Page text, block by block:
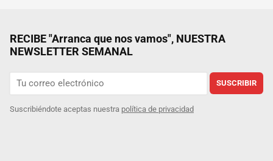
RECIBE "Arranca que nos vamos", NUESTRA
NEWSLETTER SEMANAL
SUSCRIBIR
Suscribiéndote aceptas nuestra política de privacidad